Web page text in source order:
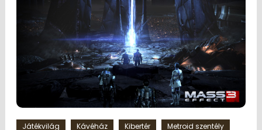
Játékvilág Kávéház Kibertér Metroid szentély